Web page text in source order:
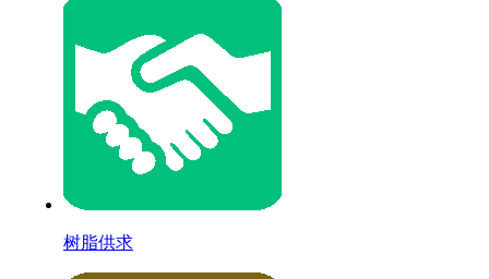
树脂供求